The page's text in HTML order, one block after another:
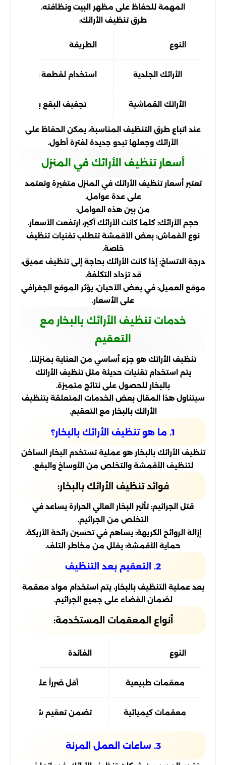
المهمة للحفاظ على مظهر البيت ونظافته.
طرق تنظيف الأرائك:
النوع الطريقة
الأرائك الجلدية استخدام لقطعة قماش
الأرائك القماشية تجفيف البقع بالماء
عند اتباع طرق التنظيف المناسبة، يمكن الحفاظ على
الأرائك وجعلها تبدو جديدة لفترة أطول.
أسعار تنظيف الأرائك في المنزل
تعتبر أسعار تنظيف الأرائك في المنزل متغيرة وتعتمد
على عدة عوامل.
من بين هذه العوامل:
حجم الأرائك: كلما كانت الأرائك أكبر، ارتفعت الأسعار.
نوع القماش: بعض الأقمشة تتطلب تقنيات تنظيف
خاصة.
درجة الاتساخ: إذا كانت الأرائك بحاجة إلى تنظيف عميق،
قد تزداد التكلفة.
موقع العميل: في بعض الأحيان، يؤثر الموقع الجغرافي
على الأسعار.
خدمات تنظيف الأرائك بالبخار مع
التعقيم
تنظيف الأرائك هو جزء أساسي من العناية بمنزلنا.
يتم استخدام تقنيات حديثة مثل تنظيف الأرائك
بالبخار للحصول على نتائج متميزة.
سيتناول هذا المقال بعض الخدمات المتعلقة بتنظيف
الأرائك بالبخار مع التعقيم.
1. ما هو تنظيف الأرائك بالبخار؟
تنظيف الأرائك بالبخار هو عملية تستخدم البخار الساخن
لتنظيف الأقمشة والتخلص من الأوساخ والبقع.
فوائد تنظيف الأرائك بالبخار:
قتل الجراثيم: تأثير البخار العالي الحرارة يساعد في
التخلص من الجراثيم.
إزالة الروائح الكريهة: يساهم في تحسين رائحة الأريكة.
حماية الأقمشة: يقلل من مخاطر التلف.
2. التعقيم بعد التنظيف
بعد عملية التنظيف بالبخار، يتم استخدام مواد معقمة
لضمان القضاء على جميع الجراثيم.
أنواع المعقمات المستخدمة:
النوع الفائدة
معقمات طبيعية أقل ضرراً على البيئة
معقمات كيميائية تضمن تعقيم شامل
3. ساعات العمل المرنة